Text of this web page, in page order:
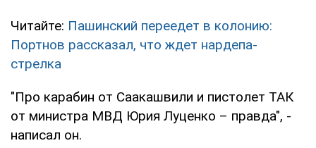
Читайте: Пашинский переедет в колонию:
Портнов рассказал, что ждет нардепа-
стрелка
"Про карабин от Саакашвили и пистолет ТАК
от министра МВД Юрия Луценко – правда", -
написал он.